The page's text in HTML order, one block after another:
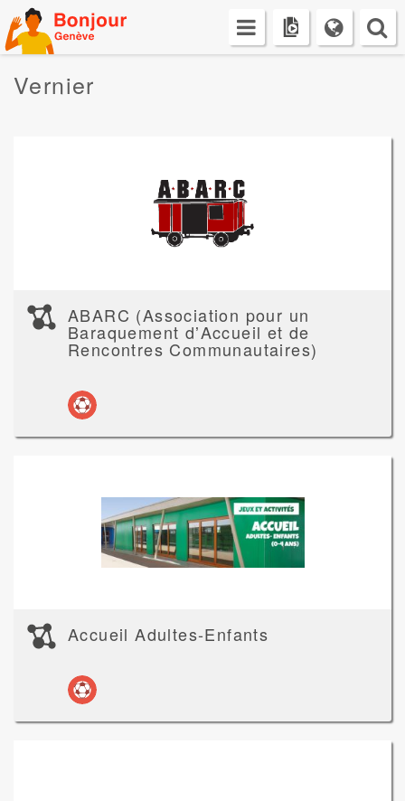
Skip
to
content
Vernier
ABARC (Association pour un
Baraquement dʼAccueil et de
Rencontres Communautaires)
Accueil Adultes-Enfants